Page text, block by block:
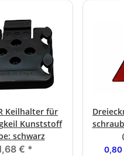
Keilhalter für
Kunststoff
schwarz
€ * 0,80